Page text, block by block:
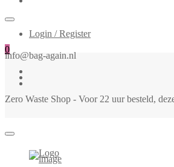
Login / Register
0
info@bag-again.nl
Zero Waste Shop - Voor 22 uur besteld,